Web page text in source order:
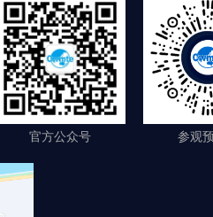
官方公众号 参观